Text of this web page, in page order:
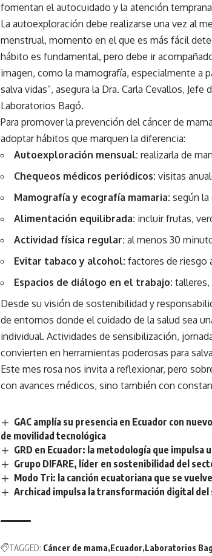
fomentan el autocuidado y la atención
La autoexploración debe realizarse una vez al
menstrual, momento en el que es más fácil
hábito es fundamental, pero debe ir
imagen, como la mamografía, especialmente a
salva vidas”, asegura la Dra. Carla Cevallos,
Laboratorios Bagó.
Para promover la prevención del cáncer de
adoptar hábitos que marquen la diferencia:
Autoexploración mensual: realizarla de
Chequeos médicos periódicos: visitas
Mamografía y ecografía mamaria: según la
Alimentación equilibrada: incluir frutas,
Actividad física regular: al menos 30
Evitar tabaco y alcohol: factores de riesgo
Espacios de diálogo en el trabajo: talleres,
Desde su visión de sostenibilidad y
de entornos donde el cuidado de la salud sea
individual. Actividades de sensibilización,
convierten en herramientas poderosas para
Este mes rosa nos invita a reflexionar, pero
con avances médicos, sino también con
GAC amplía su presencia en Ecuador con
de movilidad tecnológica
GRD en Ecuador: la metodología que
Grupo DIFARE, líder en sostenibilidad del
Modo Tri: la canción ecuatoriana que se
Archicad impulsa la transformación digital
TAGGED: Cáncer de mama Ecuador Laboratorios